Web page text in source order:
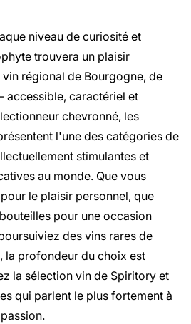
niveau de curiosité et
trouvera un plaisir
régional de Bourgogne, de
accessible, caractériel et
chevronné, les
l'une des catégories de
stimulantes et
au monde. Que vous
le plaisir personnel, que
pour une occasion
des vins rares de
la profondeur du choix est
la sélection vin de Spiritory et
qui parlent le plus fortement à